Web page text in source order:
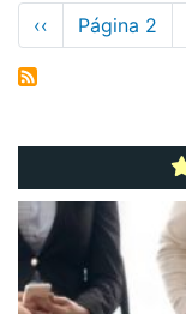
Paginación
Página
anterior
‹‹ Página 2